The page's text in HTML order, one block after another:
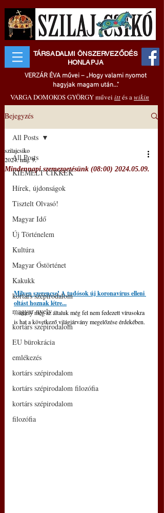
TÁRSADALMI ÖNSZERVEZŐDÉS
HONLAPJA
VERZÁR ÉVA művei – „Hogy valami nyomot
hagyjak magam után..."
VARGA DOMOKOS GYÖRGY művei ittés awikin
Bejegyzés
All Posts
KIEMELT CIKKEK
Hírek, újdonságok
Tisztelt Olvasó!
Magyar Idő
Új Történelem
Kultúra
Magyar Őstörténet
Kakukk
kortárs szépirodalom
magyar nyelv
kortárs szépirodalom
EU bürokrácia
emlékezés
kortárs szépirodalom
kortárs szépirodalom filozófia
kortárs szépirodalom
filozófia
All Posts
Mindennapi szemezgetésünk (08:00) 2024.05.09.
szilajcsiko
2024. máj. 9.
Milyen szerencse! A tudósok új koronavírus elleni
oltást hoznak létre...
...amely még az általuk még fel nem fedezett vírusokra
is hat a következő világjárvány megelőzése érdekében.